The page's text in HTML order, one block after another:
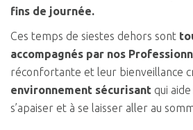
fins de journée.
Ces temps de siestes dehors sont
accompagnés par nos
réconfortante et leur bienveillance
environnement sécurisant qui
s’apaiser et à se laisser aller au